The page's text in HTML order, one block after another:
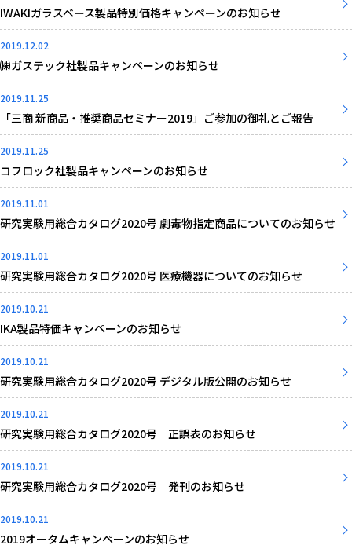
IWAKIガラスベース製品特別価格キャンペーンのお知らせ
2019.12.02
㈱ガステック社製品キャンペーンのお知らせ
2019.11.25
「三商 新商品・推奨商品セミナー2019」ご参加の御礼とご報告
2019.11.25
コフロック社製品キャンペーンのお知らせ
2019.11.01
研究実験用総合カタログ2020号 劇毒物指定商品についてのお知らせ
2019.11.01
研究実験用総合カタログ2020号 医療機器についてのお知らせ
2019.10.21
IKA製品特価キャンペーンのお知らせ
2019.10.21
研究実験用総合カタログ2020号 デジタル版公開のお知らせ
2019.10.21
研究実験用総合カタログ2020号 正誤表のお知らせ
2019.10.21
研究実験用総合カタログ2020号 発刊のお知らせ
2019.10.21
2019オータムキャンペーンのお知らせ